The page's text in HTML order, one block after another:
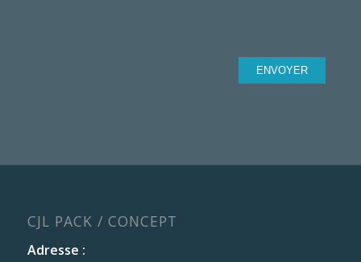
CJL PACK / CONCEPT
Adresse :